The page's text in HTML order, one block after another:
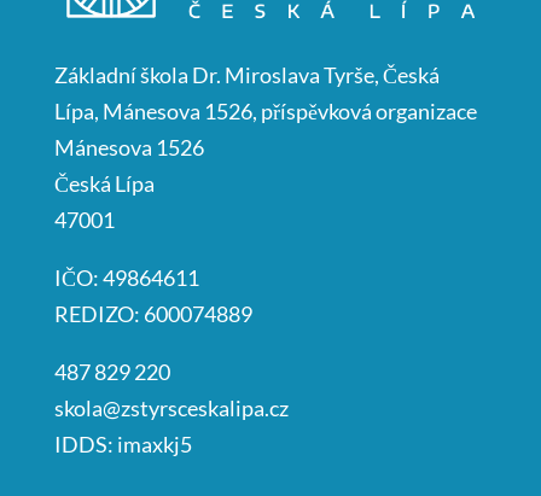
Základní škola Dr. Miroslava Tyrše, Česká
Lípa, Mánesova 1526, příspěvková organizace
Mánesova 1526
Česká Lípa
47001
IČO: 49864611
REDIZO: 600074889
487 829 220
skola@zstyrsceskalipa.cz
IDDS: imaxkj5